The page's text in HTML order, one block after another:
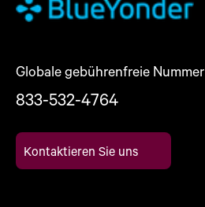
Globale gebührenfreie Nummer
833-532-4764
Kontaktieren Sie uns